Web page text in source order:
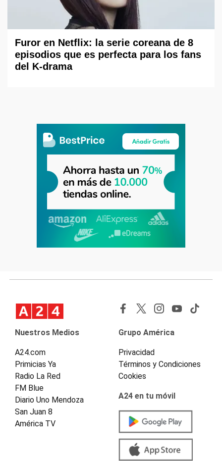
Furor en Netflix: la serie coreana de 8
episodios que es perfecta para los fans
del K-drama
Nuestros Medios
A24.com
Primicias Ya
Radio La Red
FM Blue
Diario Uno Mendoza
San Juan 8
América TV
Grupo América
Privacidad
Términos y Condiciones
Cookies
A24 en tu móvil